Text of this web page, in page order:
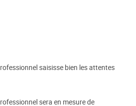
saisisse bien les attentes
sera en mesure de